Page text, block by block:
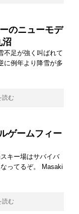
のニューモデ
沼
不足が強く叫ばれて
に例年より降雪が多
読む
ゲームフィー
キー場はサバイバ
ってるぞ。 Masaki
読む